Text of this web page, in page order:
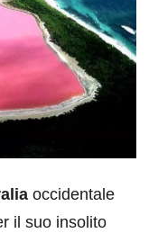
occidentale
il suo insolito